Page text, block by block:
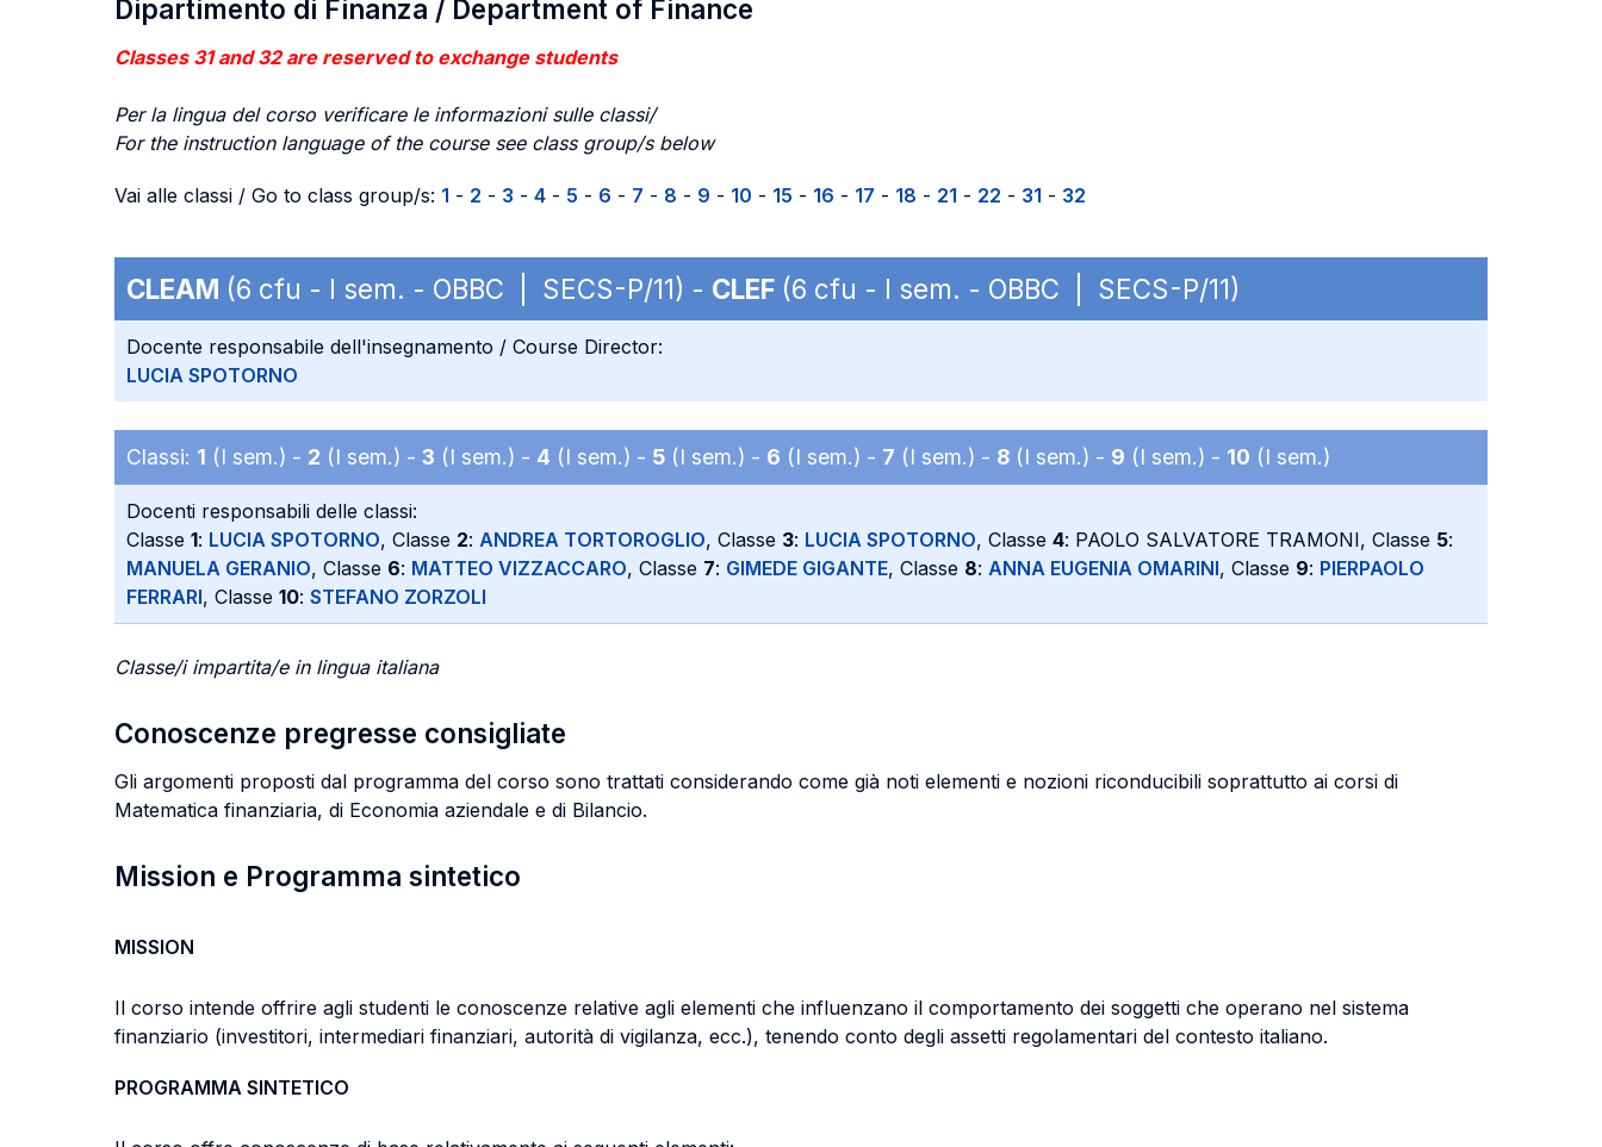
Dipartimento di Finanza / Department of Finance
Classes 31 and 32 are reserved to exchange students
Per la lingua del corso verificare le informazioni sulle classi/
For the instruction language of the course see class group/s below
Vai alle classi / Go to class group/s: 1 - 2 - 3 - 4 - 5 - 6 - 7 - 8 - 9 - 10 - 15 - 16 - 17 - 18 - 21 - 22 - 31 - 32
CLEAM (6 cfu - I sem. - OBBC | SECS-P/11) - CLEF (6 cfu - I sem. - OBBC | SECS-P/11)
Docente responsabile dell'insegnamento / Course Director:
LUCIA SPOTORNO
Classi: 1 (I sem.) - 2 (I sem.) - 3 (I sem.) - 4 (I sem.) - 5 (I sem.) - 6 (I sem.) - 7 (I sem.) - 8 (I sem.) - 9 (I sem.) - 10 (I sem.)
Docenti responsabili delle classi:
Classe 1: LUCIA SPOTORNO, Classe 2: ANDREA TORTOROGLIO, Classe 3: LUCIA SPOTORNO, Classe 4: PAOLO SALVATORE TRAMONI, Classe 5:
MANUELA GERANIO, Classe 6: MATTEO VIZZACCARO, Classe 7: GIMEDE GIGANTE, Classe 8: ANNA EUGENIA OMARINI, Classe 9: PIERPAOLO
FERRARI, Classe 10: STEFANO ZORZOLI
Classe/i impartita/e in lingua italiana
Conoscenze pregresse consigliate
Gli argomenti proposti dal programma del corso sono trattati considerando come già noti elementi e nozioni riconducibili soprattutto ai corsi di
Matematica finanziaria, di Economia aziendale e di Bilancio.
Mission e Programma sintetico
MISSION
Il corso intende offrire agli studenti le conoscenze relative agli elementi che influenzano il comportamento dei soggetti che operano nel sistema
finanziario (investitori, intermediari finanziari, autorità di vigilanza, ecc.), tenendo conto degli assetti regolamentari del contesto italiano.
PROGRAMMA SINTETICO